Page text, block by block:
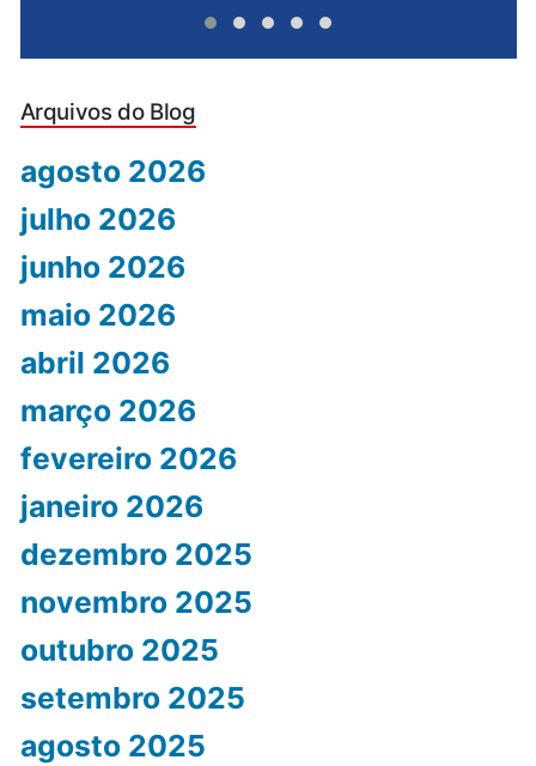
Arquivos do Blog
agosto 2026
julho 2026
junho 2026
maio 2026
abril 2026
março 2026
fevereiro 2026
janeiro 2026
dezembro 2025
novembro 2025
outubro 2025
setembro 2025
agosto 2025